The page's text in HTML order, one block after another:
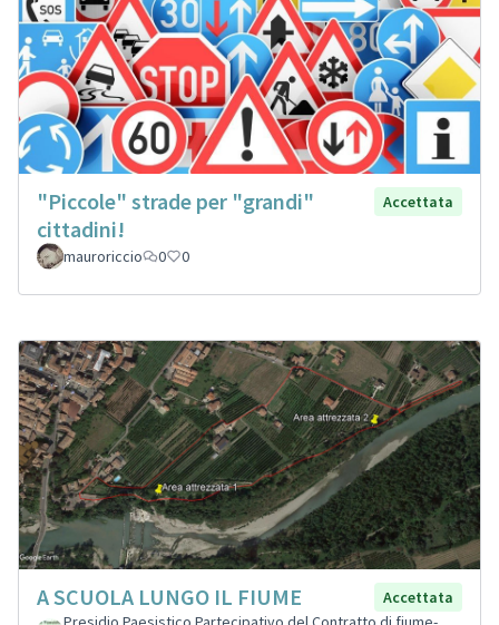
"Piccole" strade per "grandi"
cittadini!
Accettata
mauroriccio 0 0
A SCUOLA LUNGO IL FIUME
Accettata